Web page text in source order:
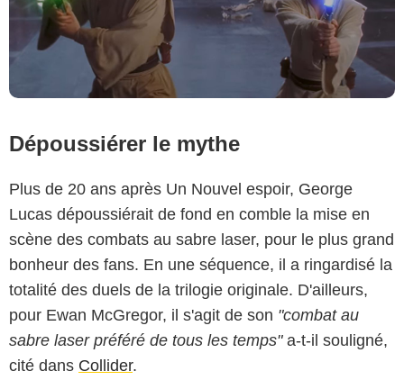
Dépoussiérer le mythe
Plus de 20 ans après Un Nouvel espoir, George
Lucas dépoussiérait de fond en comble la mise en
scène des combats au sabre laser, pour le plus grand
bonheur des fans. En une séquence, il a ringardisé la
totalité des duels de la trilogie originale. D'ailleurs,
pour Ewan McGregor, il s'agit de son "combat au
sabre laser préféré de tous les temps"a-t-il souligné,
cité dans Collider.